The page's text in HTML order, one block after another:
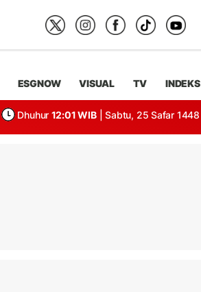
ESGNOW VISUAL TV INDEKS
Dhuhur 12:01 WIB | Sabtu, 25 Safar 1448